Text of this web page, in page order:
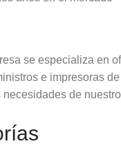
se especializa en
e impresoras
necesidades de